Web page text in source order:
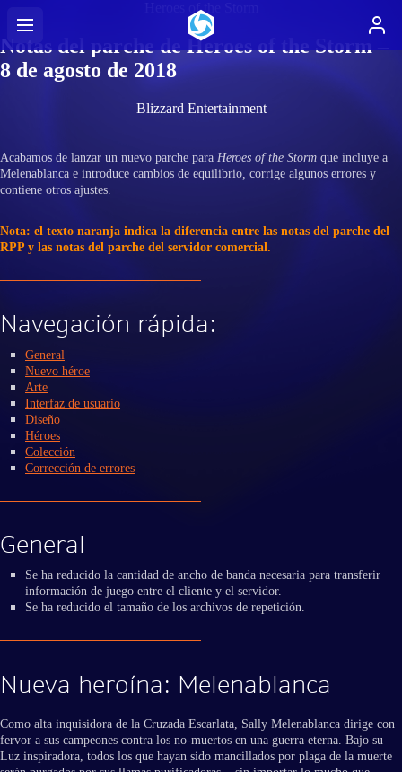
Heroes of the Storm
Notas del parche de Heroes of the Storm –
8 de agosto de 2018
Blizzard Entertainment
Acabamos de lanzar un nuevo parche para Heroes of the Storm que incluye a
Melenablanca e introduce cambios de equilibrio, corrige algunos errores y
contiene otros ajustes.
Nota: el texto naranja indica la diferencia entre las notas del parche del
RPP y las notas del parche del servidor comercial.
Navegación rápida:
General
Nuevo héroe
Arte
Interfaz de usuario
Diseño
Héroes
Colección
Corrección de errores
General
Se ha reducido la cantidad de ancho de banda necesaria para transferir
información de juego entre el cliente y el servidor.
Se ha reducido el tamaño de los archivos de repetición.
Nueva heroína: Melenablanca
Como alta inquisidora de la Cruzada Escarlata, Sally Melenablanca dirige con
fervor a sus campeones contra los no-muertos en una guerra eterna. Bajo su
Luz inspiradora, todos los que hayan sido mancillados por plaga de la muerte